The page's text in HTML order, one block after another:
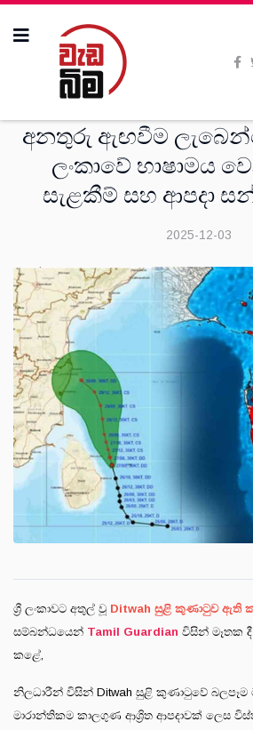
අනතුරු ඇඟවීම
ලංකාවේ භාෂාමය
සැළකීම් සහ ආපදා
2025-12-03
ශ්‍රී ලංකාවට අතුල් වූ Ditwah සුළි කුණාටුව ඇති
සම්බන්ධයෙන් Tamil Guardian විසින් මෑතක
කළේ,
නිලධාරීන් විසින් Ditwah සුළි කුණාටුවේ බලපෑම
මාරාන්තිකම කාලගුණ ආශ්‍රිත ආපදාවක් ලෙස